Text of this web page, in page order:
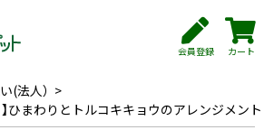
会員登録 カート
(法人） >
】ひまわりとトルコキキョウのアレンジメント